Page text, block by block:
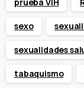
sexo
sexualidades
tabaquismo